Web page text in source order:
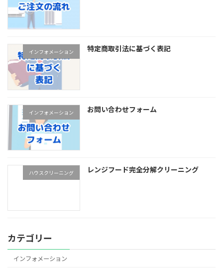
インフォメーション 特定商取引法に基づく表記
インフォメーション お問い合わせフォーム
ハウスクリーニング レンジフード完全分解クリーニング
カテゴリー
インフォメーション